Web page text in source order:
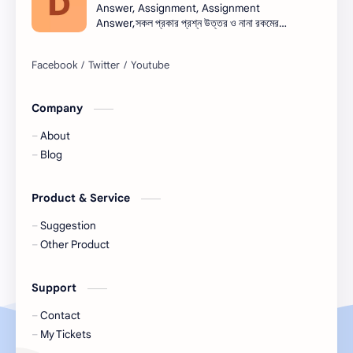
সারাংশ ও সারমর্ম
Answer, Assignment, Assignment
Answer,সকল প্রকার প্রশ্ন উত্তর ও নানা রকমের
খবর (Job Circular) -
Company
About
Blog
Product & Service
Suggestion
Other Product
Support
Contact
My Tickets